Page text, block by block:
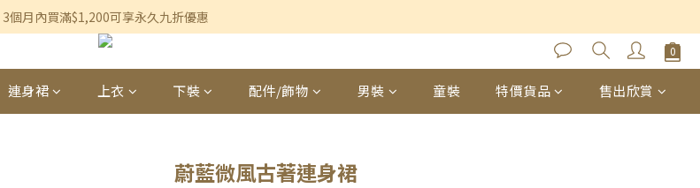
香港及澳門訂單滿$600即享免運費優惠
3個月內買滿$1,200可享永久九折優惠
香港及澳門訂單滿$600即享免運費優惠
連身裙 上衣 下裝 配件/飾物 男裝 童裝 特價貨品 售出欣賞
蔚藍微風古著連身裙
立即購買